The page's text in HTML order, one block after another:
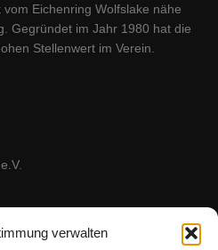
verwalten
Eichenring Wolfslake nähe
Gegründet im Jahr 1980 hat die
Stellenwert im Verein.